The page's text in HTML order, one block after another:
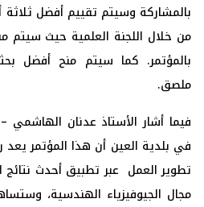
بالمشاركة وسيتم تقييم أفضل
من خلال اللجنة العلمية حيث سيتم
بالمؤتمر. كما سيتم منح أفضل
ملصق.
فيما أشار الأستاذ عدنان الهاشمي –
في بلدية العين أن هذا المؤتمر
تطوير العمل عبر تطبيق أحدث نتائج
مجال الجيوفيزياء الهندسية،